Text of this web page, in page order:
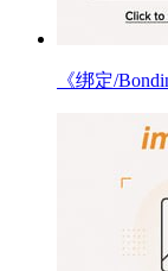
《绑定/